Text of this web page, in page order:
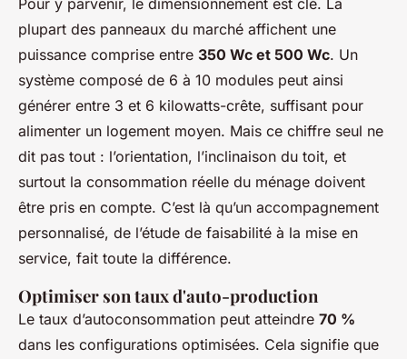
plupart des panneaux du marché affichent une
puissance comprise entre 350 Wc et 500 Wc. Un
système composé de 6 à 10 modules peut ainsi
générer entre 3 et 6 kilowatts-crête, suffisant pour
alimenter un logement moyen. Mais ce chiffre seul ne
dit pas tout : l’orientation, l’inclinaison du toit, et
surtout la consommation réelle du ménage doivent
être pris en compte. C’est là qu’un accompagnement
personnalisé, de l’étude de faisabilité à la mise en
service, fait toute la différence.
Optimiser son taux d'auto-production
Le taux d’autoconsommation peut atteindre 70 %
dans les configurations optimisées. Cela signifie que